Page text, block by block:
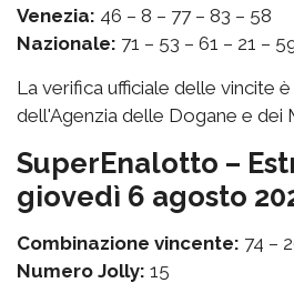
Venezia: 46 – 8 – 77 – 83 – 58
Nazionale: 71 – 53 – 61 – 21 –
La verifica ufficiale delle vincite
dell'Agenzia delle Dogane e dei
SuperEnalotto –
giovedì 6 agosto
Combinazione vincente: 74 –
Numero Jolly: 15